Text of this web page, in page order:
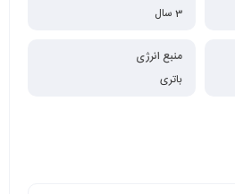
3 سال
منبع انرژی
باتری